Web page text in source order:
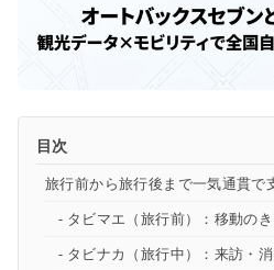
目次
旅行前から旅行後まで一気通貫で
タビマエ（旅行前）：移動の
タビナカ（旅行中）：来訪・